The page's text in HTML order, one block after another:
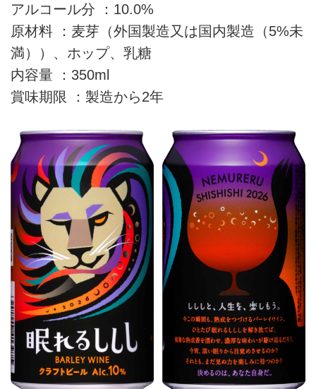
アルコール分 ：10.0%
原材料 ：麦芽（外国製造又は国内製造（5%未
満））、ホップ、乳糖
内容量 ：350ml
賞味期限 ：製造から2年